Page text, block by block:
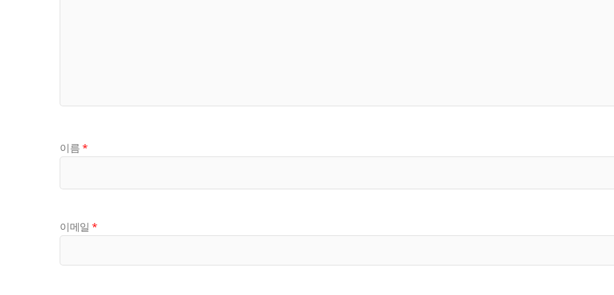
이름 *
이메일 *